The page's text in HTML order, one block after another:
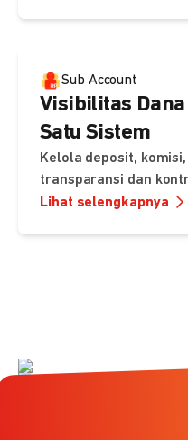
Sub Account
Visibilitas
Satu Sistem
Kelola deposit,
transparansi dan
Lihat selengkapnya